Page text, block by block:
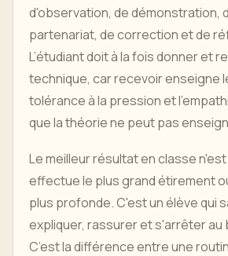
d'observation, de démonstration,
partenariat, de correction et de
L’étudiant doit à la fois donner et
technique, car recevoir enseigne
tolérance à la pression et
que la théorie ne peut pas
Le meilleur résultat en classe
effectue le plus grand étirement
plus profonde. C'est un élève qui
expliquer, rassurer et s'arrêter au
C’est la différence entre une